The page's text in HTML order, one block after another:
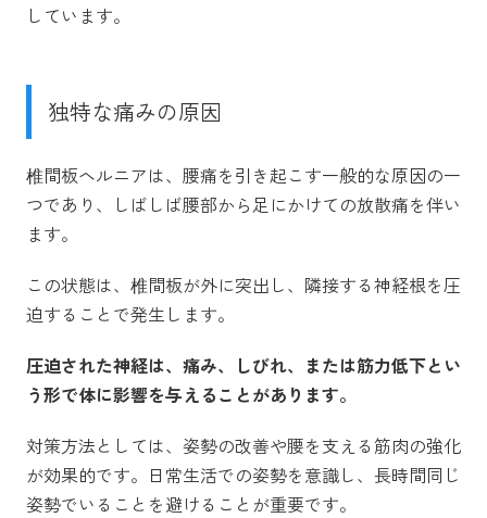
しています。
独特な痛みの原因
椎間板ヘルニアは、腰痛を引き起こす一般的な原因の一
つであり、しばしば腰部から足にかけての放散痛を伴い
ます。
この状態は、椎間板が外に突出し、隣接する神経根を圧
迫することで発生します。
圧迫された神経は、痛み、しびれ、または筋力低下とい
う形で体に影響を与えることがあります。
対策方法としては、姿勢の改善や腰を支える筋肉の強化
が効果的です。日常生活での姿勢を意識し、長時間同じ
姿勢でいることを避けることが重要です。